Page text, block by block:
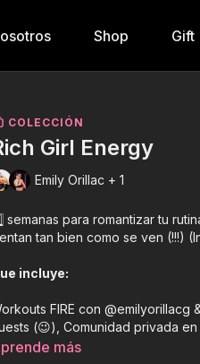
Shop Gift
COLECCIÓN
Girl Energy
Emily Orillac + 1
semanas para romantizar tu
tan bien como se ven (!!!)
incluye:
FIRE con @emilyorillacg
(😉), Comunidad privada en
🤑🤑🤑
más